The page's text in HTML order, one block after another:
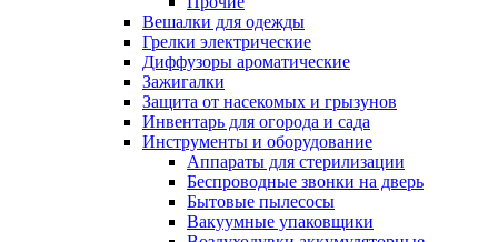
Вешалки для одежды
Грелки электрические
Диффузоры ароматические
Зажигалки
Защита от насекомых и грызунов
Инвентарь для огорода и сада
Инструменты и оборудование
Аппараты для стерилизации
Беспроводные звонки на дверь
Бытовые пылесосы
Вакуумные упаковщики